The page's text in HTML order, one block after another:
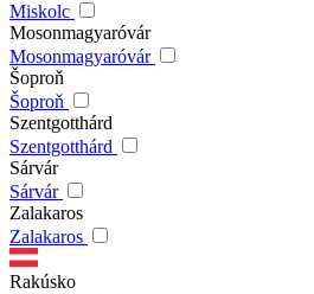
Miskolc
Mosonmagyaróvár
Mosonmagyaróvár
Šoproň
Šoproň
Szentgotthárd
Szentgotthárd
Sárvár
Sárvár
Zalakaros
Zalakaros
Rakúsko